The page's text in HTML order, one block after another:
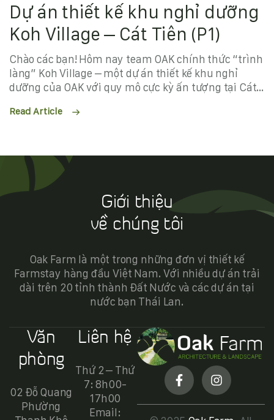
Dự án thiết kế khu nghỉ dưỡng
Koh Village – Cát Tiên (P1)
Chào các bạn! Hôm nay team OAK chính thức “trình
làng” Koh Village – một dự án thiết kế khu nghỉ
dưỡng của OAK với quy mô cực kỳ ấn tượng tại Cát
Trong Phần 1 này, mời các bác cùng “nếm mật nằm
khám phá hành trình kiến tạo nên một công trình
“cực phẩm” bắt đầu từ những bước chân đầu tiên
như thế nào nhé!
Read Article
Giới thiệu
về chúng tôi
Oak Farm là một trong những đơn vị thiết kế
Farmstay hàng đầu Việt Nam. Với nhiều dự án trải
dài trên 20 tỉnh thành Đất Nước và các dự án tại
nước bạn Thái Lan.
Văn
phòng
02 Đỗ Quang
Phường
Liên hệ
Thứ 2 – Thứ
7: 8h00-
17h00
Email: